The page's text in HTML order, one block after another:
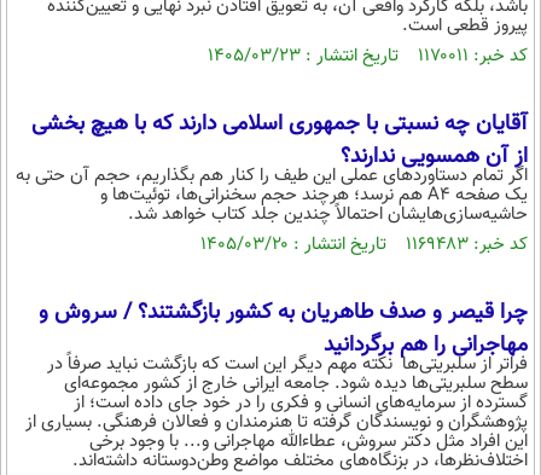
باشد، بلکه کارکرد واقعی آن، به تعویق افتادن نبرد نهایی و تعیین‌کننده‌
پیروز قطعی‌ است.
کد خبر: ۱۱۷۰۰۱۱ تاریخ انتشار : ۱۴۰۵/۰۳/۲۳
آقایان چه نسبتی با جمهوری اسلامی دارند که با هیچ بخشی
از آن همسویی ندارند؟
اگر تمام دستاوردهای عملی این طیف را کنار هم بگذاریم، حجم آن حتی به
یک صفحه A4 هم نرسد؛ هرچند حجم سخنرانی‌ها، توئیت‌ها و
حاشیه‌سازی‌هایشان احتمالاً چندین جلد کتاب خواهد شد.
کد خبر: ۱۱۶۹۴۸۳ تاریخ انتشار : ۱۴۰۵/۰۳/۲۰
چرا قیصر و صدف طاهریان به کشور بازگشتند؟ / سروش و
مهاجرانی را هم برگردانید
فراتر از سلبریتی‌ها نکته مهم دیگر این است که بازگشت نباید صرفاً در
سطح سلبریتی‌ها دیده شود. جامعه ایرانی خارج از کشور مجموعه‌ای
گسترده از سرمایه‌های انسانی و فکری را در خود جای داده است؛ از
پژوهشگران و نویسندگان گرفته تا هنرمندان و فعالان فرهنگی. بسیاری از
این افراد مثل دکتر سروش، عطاءالله مهاجرانی و... با وجود برخی
اختلاف‌نظرها، در بزنگاه‌های مختلف مواضع وطن‌دوستانه داشته‌اند.